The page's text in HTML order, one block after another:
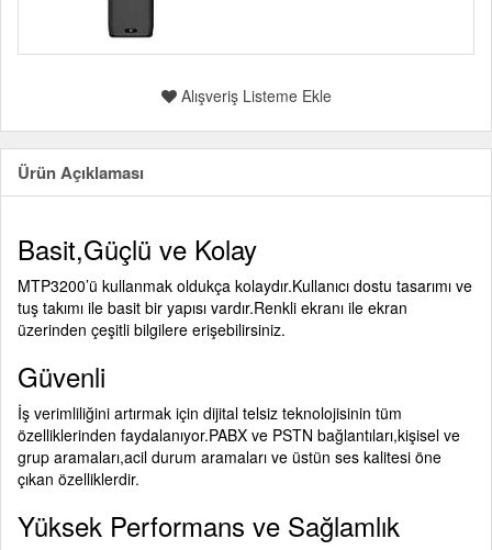
Alışveriş Listeme Ekle
Ürün Açıklaması
Basit,Güçlü ve Kolay
MTP3200’ü kullanmak oldukça kolaydır.Kullanıcı dostu tasarımı ve
tuş takımı ile basit bir yapısı vardır.Renkli ekranı ile ekran
üzerinden çeşitli bilgilere erişebilirsiniz.
Güvenli
İş verimliliğini artırmak için dijital telsiz teknolojisinin tüm
özelliklerinden faydalanıyor.PABX ve PSTN bağlantıları,kişisel ve
grup aramaları,acil durum aramaları ve üstün ses kalitesi öne
çıkan özelliklerdir.
Yüksek Performans ve Sağlamlık